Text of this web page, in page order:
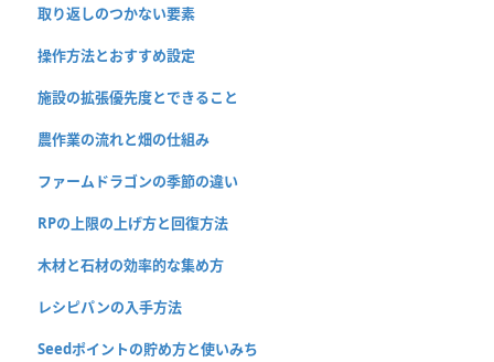
取り返しのつかない要素
操作方法とおすすめ設定
施設の拡張優先度とできること
農作業の流れと畑の仕組み
ファームドラゴンの季節の違い
RPの上限の上げ方と回復方法
木材と石材の効率的な集め方
レシピパンの入手方法
Seedポイントの貯め方と使いみち